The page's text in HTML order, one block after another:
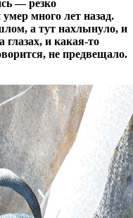
— резко
много лет назад.
а тут нахлынуло, и
и какая-то
не предвещало.